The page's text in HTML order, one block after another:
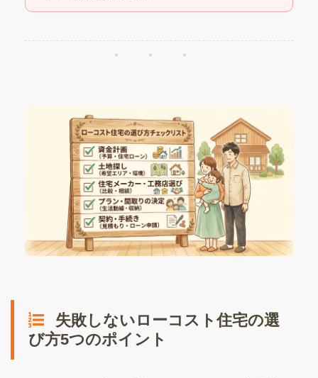
・・・
失敗しないローコスト住宅の選
び方5つのポイント